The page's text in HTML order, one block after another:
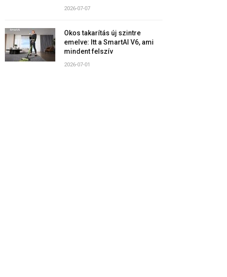
2026-07-07
Okos takarítás új szintre
emelve: Itt a SmartAI V6, ami
mindent felszív
2026-07-01